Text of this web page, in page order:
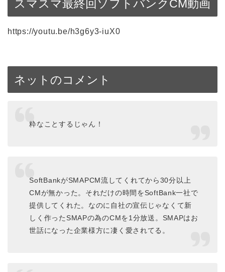
スマスマ最終回ソフトバンクCM動画
https://youtu.be/h3g6y3-iuX0
ネットのコメント
粋なことするじゃん！
SoftBankがSMAPCM流してくれてから30分以上
CMが無かった。それだけの時間をSoftBank一社で
提供してくれた。なのに自社の宣伝じゃなくて新
しく作ったSMAPの為のCMを1分放送。SMAPはお
世話になった企業様方に凄く愛されてる。